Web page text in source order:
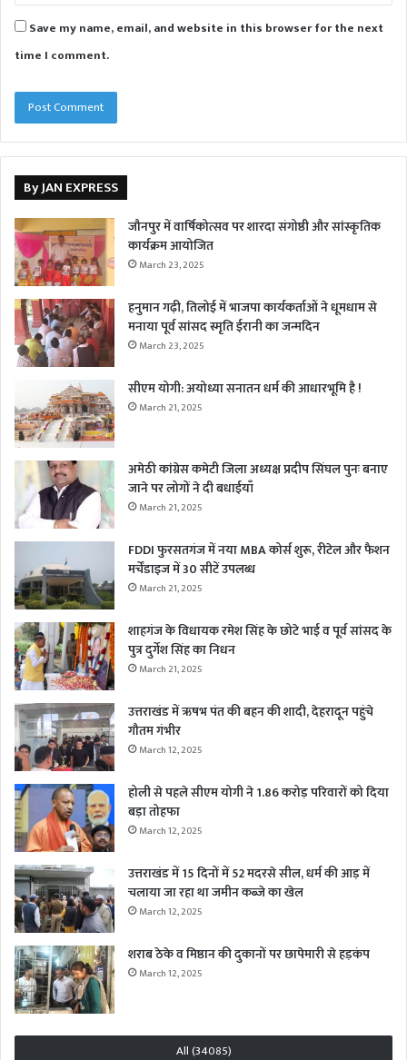
Save my name, email, and website in this browser for the next
time I comment.
By JAN EXPRESS
जौनपुर में वार्षिकोत्सव पर शारदा संगोष्ठी और सांस्कृतिक
कार्यक्रम आयोजित
March 23, 2025
हनुमान गढ़ी, तिलोई में भाजपा कार्यकर्ताओं ने धूमधाम से
मनाया पूर्व सांसद स्मृति ईरानी का जन्मदिन
March 23, 2025
सीएम योगी: अयोध्या सनातन धर्म की आधारभूमि है !
March 21, 2025
अमेठी कांग्रेस कमेटी जिला अध्यक्ष प्रदीप सिंघल पुनः बनाए
जाने पर लोगों ने दी बधाईयाँ
March 21, 2025
FDDI फुरसतगंज में नया MBA कोर्स शुरू, रीटेल और फैशन
मर्चेंडाइज में 30 सीटें उपलब्ध
March 21, 2025
शाहगंज के विधायक रमेश सिंह के छोटे भाई व पूर्व सांसद के
पुत्र दुर्गेश सिंह का निधन
March 21, 2025
उत्तराखंड में ऋषभ पंत की बहन की शादी, देहरादून पहुंचे
गौतम गंभीर
March 12, 2025
होली से पहले सीएम योगी ने 1.86 करोड़ परिवारों को दिया
बड़ा तोहफा
March 12, 2025
उत्तराखंड में 15 दिनों में 52 मदरसे सील, धर्म की आड़ में
चलाया जा रहा था जमीन कब्जे का खेल
March 12, 2025
शराब ठेके व मिष्ठान की दुकानों पर छापेमारी से हड़कंप
March 12, 2025
All (34085)